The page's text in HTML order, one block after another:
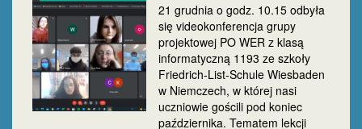
21 grudnia o godz. 10.15 odbyła
się videokonferencja grupy
projektowej PO WER z klasą
informatyczną 1193 ze szkoły
Friedrich-List-Schule Wiesbaden
w Niemczech, w której nasi
uczniowie gościli pod koniec
października. Tematem lekcji